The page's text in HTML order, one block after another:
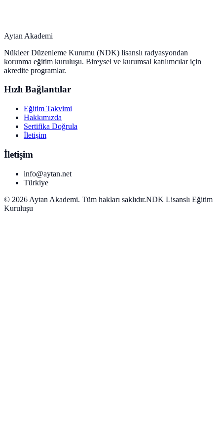
Aytan Akademi
Nükleer Düzenleme Kurumu (NDK) lisanslı radyasyondan
korunma eğitim kuruluşu. Bireysel ve kurumsal katılımcılar için
akredite programlar.
Hızlı Bağlantılar
Eğitim Takvimi
Hakkımızda
Sertifika Doğrula
İletişim
İletişim
info@aytan.net
Türkiye
© 2026 Aytan Akademi. Tüm hakları saklıdır.NDK Lisanslı Eğitim
Kuruluşu